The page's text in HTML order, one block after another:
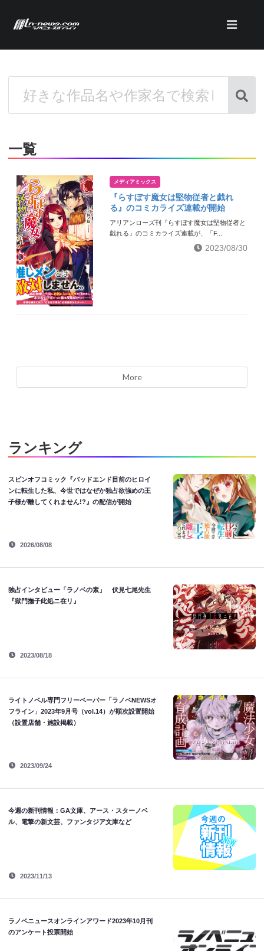
一覧
メディアミックス
『らすぼす魔女は堅物従者と戯れ
る』のコミカライズ連載が開始
アリアンローズ刊『らすぼす魔女は堅物従者と
戯れる』のコミカライズ連載が、「F...
2023/08/30
More
ランキング
スピンオフコミック『バッドエンド目前のヒロイ
ンに転生した私、今世ではなぜか独占欲強めの王
子様が離してくれません!?』の配信が開始
2026/08/08
独占インタビュー「ラノベの素」 伏見七尾先生
『獄門撫子此処ニ在リ』
2023/08/18
ライトノベル専門フリーペーパー「ラノベNEWSオ
フライン」2023年9月号（vol.14）が順次設置開始
（設置店舗・施設掲載）
2023/09/24
今週の新刊情報：GA文庫、アース・スターノベ
ル、電撃の新文芸、ファンタジア文庫など
2023/11/13
ラノベニュースオンラインアワード2023年10月刊
のアンケート投票開始